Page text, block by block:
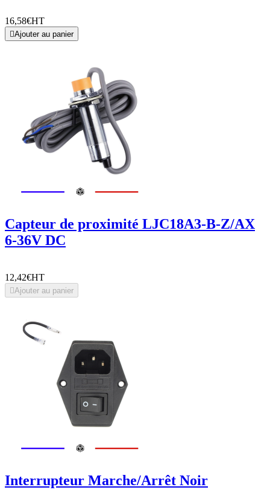
16,58€HT
Ajouter au panier
Capteur de proximité LJC18A3-B-Z/AX
6-36V DC
12,42€HT
Ajouter au panier
Interrupteur Marche/Arrêt Noir